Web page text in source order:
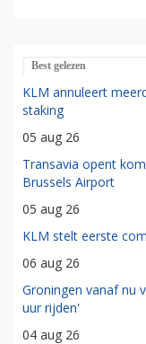
Best gelezen
KLM annuleert
staking
05 aug 26
Transavia opent
Brussels Airport
05 aug 26
KLM stelt eerste
06 aug 26
Groningen vanaf nu
uur rijden'
04 aug 26